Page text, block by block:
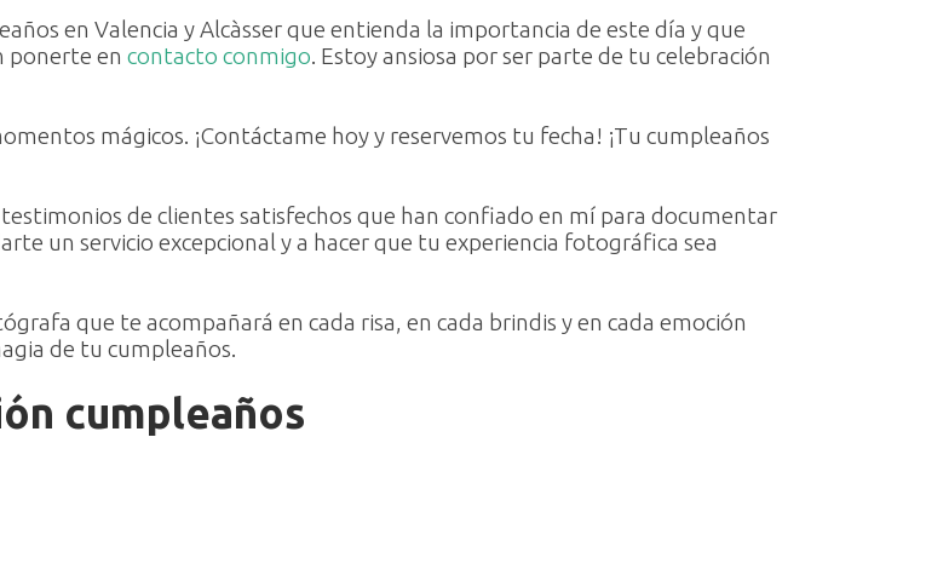
en Valencia y Alcàsser que entienda la importancia de este día y que
ponerte en contacto conmigo. Estoy ansiosa por ser parte de tu celebración
mágicos. ¡Contáctame hoy y reservemos tu fecha! ¡Tu cumpleaños
de clientes satisfechos que han confiado en mí para documentar
un servicio excepcional y a hacer que tu experiencia fotográfica sea
que te acompañará en cada risa, en cada brindis y en cada emoción
de tu cumpleaños.
cumpleaños